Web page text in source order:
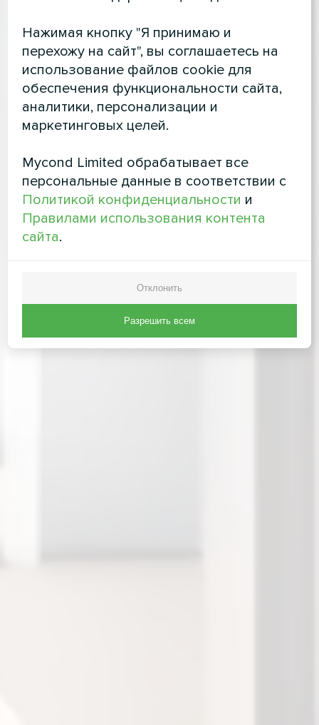
Нажимая кнопку "Я принимаю и
перехожу на сайт", вы соглашаетесь на
использование файлов cookie для
обеспечения функциональности сайта,
аналитики, персонализации и
маркетинговых целей.
Mycond Limited обрабатывает все
персональные данные в соответствии с
Политикой конфиденциальности и
Правилами использования контента
сайта.
Отклонить
Разрешить всем